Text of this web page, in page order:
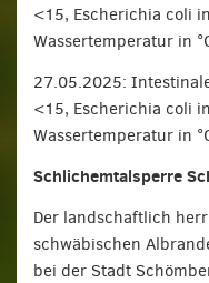
<15, Escherichia coli
Wassertemperatur in
27.05.2025:
<15, Escherichia coli
Wassertemperatur in
Schlichemtalsperre
Der landschaftlich
schwäbischen
bei der Stadt